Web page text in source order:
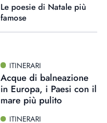
Le poesie di Natale più
famose
ITINERARI
Acque di balneazione
in Europa, i Paesi con il
mare più pulito
ITINERARI